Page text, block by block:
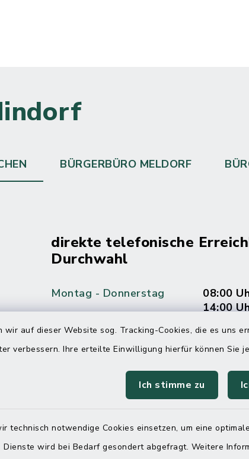
wir auf dieser Website sog. Tracking-Cookies, die es uns
verbessern. Ihre erteilte Einwilligung hierfür können Sie
Ich stimme zu
technisch notwendige Cookies einsetzen, um eine
Dienste wird bei Bedarf gesondert abgefragt. Weitere
BÜRGERBÜRO MELDORF
direkte telefonische
Durchwahl
Montag - Donnerstag
08:00
14:00
Freitag
08:00
Online-Terminvereinbarung
Haben Sie ein dringendes Anliegen,
keinen zeitnahen Termin? Rufen Sie
Telefonnummer 04832 6065 0 an!